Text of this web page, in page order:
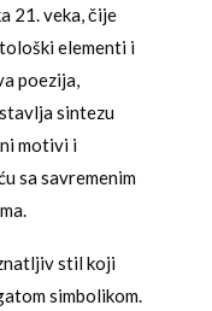
21. veka, čije
elementi i
poezija,
sintezu
motivi i
sa savremenim
stil koji
simbolikom.